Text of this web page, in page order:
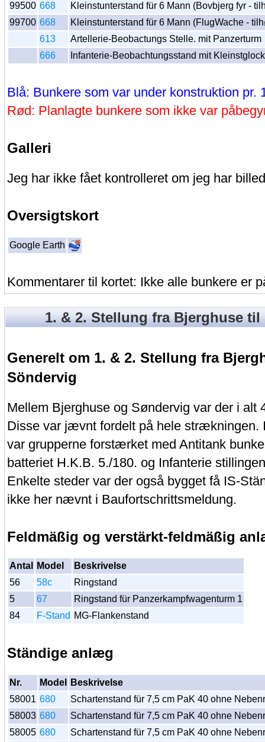
99500 668
Kleinstunterstand für 6 Mann (Bovbjerg fyr -
99700 668
Kleinstunterstand für 6 Mann (FlugWache -
613
Artellerie-Beobactungs Stelle. mit Panzerturm
666
Infanterie-Beobachtungsstand mit
Blå: Bunkere som var under konstruktion pr.
Rød: Planlagte bunkere som ikke var
Galleri
Jeg har ikke fået kontrolleret om jeg har
Oversigtskort
Google Earth
Kommentarer til kortet: Ikke alle bunkere er
1. & 2. Stellung fra Bjerghuse til
Generelt om 1. & 2. Stellung fra
Söndervig
Mellem Bjerghuse og Søndervig var der i alt
Disse var jævnt fordelt på hele strækningen.
var grupperne forstærket med Antitank
batteriet H.K.B. 5./180. og Infanterie
Enkelte steder var der også bygget få IS-
ikke her nævnt i Baufortschrittsmeldung.
Feldmäßig og verstärkt-feldmäßig
Antal Model
Beskrivelse
56
58c
Ringstand
5
67
Ringstand für Panzerkampfwagenturm 1
84
F-Stand MG-Flankenstand
Ständige anlæg
Nr. Model
Beskrivelse
58001 680
Schartenstand für 7,5 cm PaK 40 ohne
58003 680
Schartenstand für 7,5 cm PaK 40 ohne
58005 680 Schartenstand für 7,5 cm PaK 40 ohne